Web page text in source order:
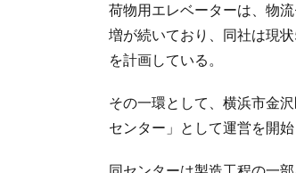
荷物用エレベーターは、物
増が続いており、同社は現
を計画している。
その一環として、横浜市金
センター」として運営を開始